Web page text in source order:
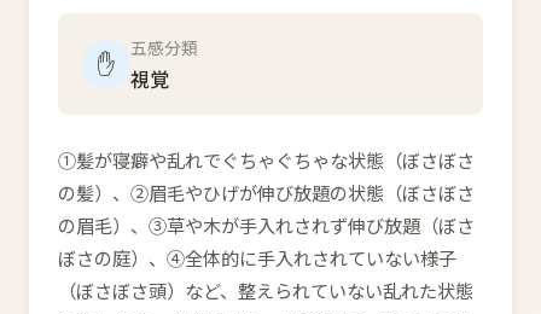
✋ 五感分類
視覚
①髪が寝癖や乱れでぐちゃぐちゃな状態（ぼさぼさ
の髪）、②眉毛やひげが伸び放題の状態（ぼさぼさ
の眉毛）、③草や木が手入れされず伸び放題（ぼさ
ぼさの庭）、④全体的に手入れされていない様子
（ぼさぼさ頭）など、整えられていない乱れた状態